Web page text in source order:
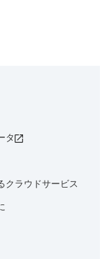
ズ
ィープラーニン
域のどちら？
いる？
タ
クラウドサービス